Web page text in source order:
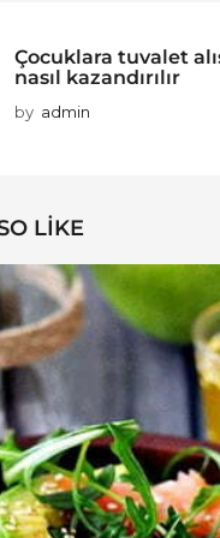
Çocuklara tuvalet
nasıl kazandırılır
by admin
LIKE